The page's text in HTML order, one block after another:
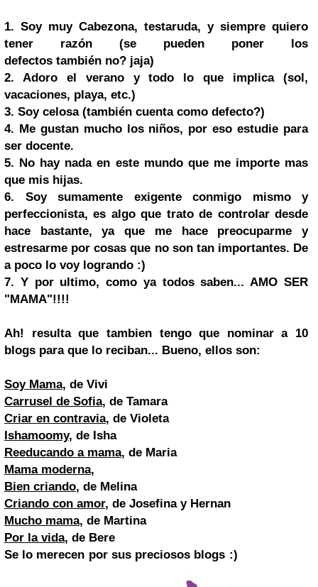
1. Soy muy Cabezona, testaruda, y siempre quiero
tener razón (se pueden poner los
defectos también no? jaja)
2. Adoro el verano y todo lo que implica (sol,
vacaciones, playa, etc.)
3. Soy celosa (también cuenta como defecto?)
4. Me gustan mucho los niños, por eso estudie para
ser docente.
5. No hay nada en este mundo que me importe mas
que mis hijas.
6. Soy sumamente exigente conmigo mismo y
perfeccionista, es algo que trato de controlar desde
hace bastante, ya que me hace preocuparme y
estresarme por cosas que no son tan importantes. De
a poco lo voy logrando :)
7. Y por ultimo, como ya todos saben... AMO SER
"MAMA"!!!!
Ah! resulta que tambien tengo que nominar a 10
blogs para que lo reciban... Bueno, ellos son:
Soy Mama, de Vivi
Carrusel de Sofia, de Tamara
Criar en contravia, de Violeta
Ishamoomy, de Isha
Reeducando a mama, de Maria
Mama moderna,
Bien criando, de Melina
Criando con amor, de Josefina y Hernan
Mucho mama, de Martina
Por la vida, de Bere
Se lo merecen por sus preciosos blogs :)